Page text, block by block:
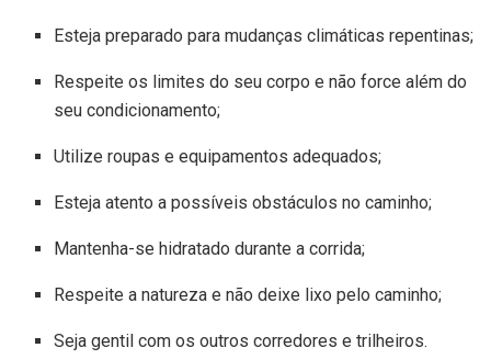
Esteja preparado para mudanças climáticas repentinas;
Respeite os limites do seu corpo e não force além do
seu condicionamento;
Utilize roupas e equipamentos adequados;
Esteja atento a possíveis obstáculos no caminho;
Mantenha-se hidratado durante a corrida;
Respeite a natureza e não deixe lixo pelo caminho;
Seja gentil com os outros corredores e trilheiros.